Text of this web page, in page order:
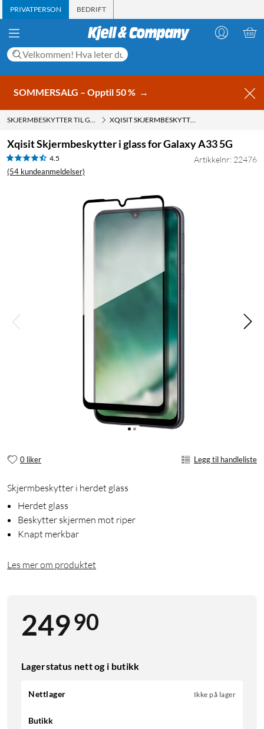
PRIVATPERSON BEDRIFT
SOMMERSALG – Opptil 50 % →
SKJERMBESKYTTER TIL GALAXY A33 5G XQISIT SKJERMBESKYTTER I GLASS FOR GALAXY A33 5G
Xqisit Skjermbeskytter i glass for Galaxy A33 5G
4.5
(54 kundeanmeldelser)
Artikkelnr: 22476
0 liker Legg til handleliste
Skjermbeskytter i herdet glass
Herdet glass
Beskytter skjermen mot riper
Knapt merkbar
Les mer om produktet
24990
Lagerstatus nett og i butikk
Nettlager Ikke på lager
Butikk